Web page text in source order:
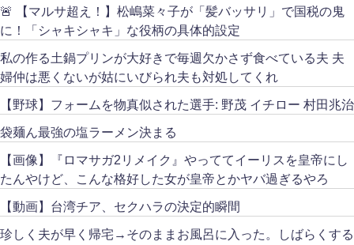
🚨 【マルサ超え！】松嶋菜々子が「髪バッサリ」で国税の鬼
に！「シャキシャキ」な役柄の具体的設定
私の作る土鍋プリンが大好きで毎週欠かさず食べている夫 夫
婦仲は悪くないが姑にいびられ夫も対処してくれ
【野球】フォームを物真似された選手: 野茂 イチロー 村田兆治
袋麺ん最強の塩ラーメン決まる
【画像】『ロマサガ2リメイク』やっててイーリスを皇帝にし
たんやけど、こんな格好した女が皇帝とかヤバ過ぎるやろ
【動画】台湾チア、セクハラの決定的瞬間
珍しく夫が早く帰宅→そのままお風呂に入った。しばらくする